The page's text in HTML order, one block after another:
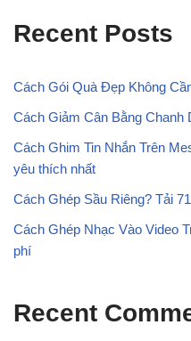
Recent Posts
Cách Gói Quà Đẹp Không
Cách Giảm Cân Bằng Chanh
Cách Ghim Tin Nhắn Trên
yêu thích nhất
Cách Ghép Sầu Riêng? Tải
Cách Ghép Nhạc Vào Video
phí
Recent